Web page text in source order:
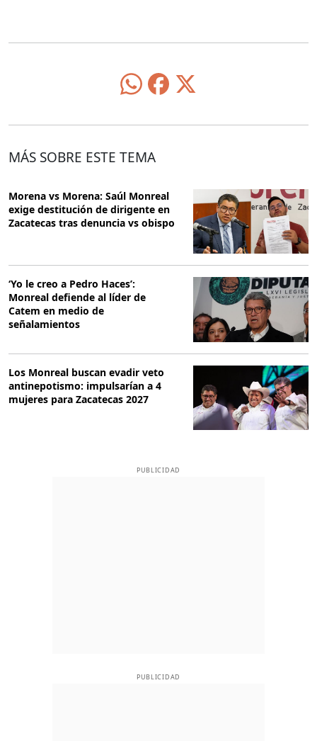
MÁS SOBRE ESTE TEMA
Morena vs Morena: Saúl Monreal
exige destitución de dirigente en
Zacatecas tras denuncia vs obispo
‘Yo le creo a Pedro Haces’:
Monreal defiende al líder de
Catem en medio de
señalamientos
Los Monreal buscan evadir veto
antinepotismo: impulsarían a 4
mujeres para Zacatecas 2027
PUBLICIDAD
PUBLICIDAD